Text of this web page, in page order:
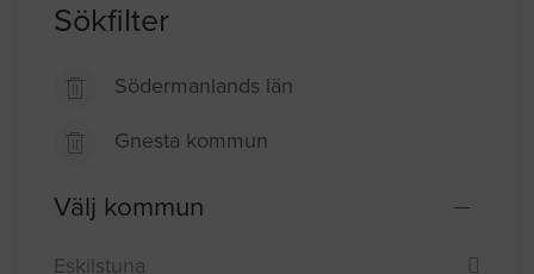
Sökfilter
Södermanlands län
Gnesta kommun
Välj kommun
Eskilstuna